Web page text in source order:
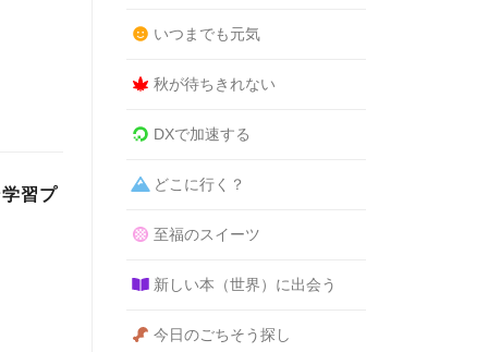
習プ
いつまでも元気
秋が待ちきれない
DXで加速する
どこに行く？
至福のスイーツ
新しい本（世界）に出会う
今日のごちそう探し